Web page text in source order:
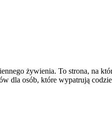
żywienia. To strona, na
dla osób, które wypatrują